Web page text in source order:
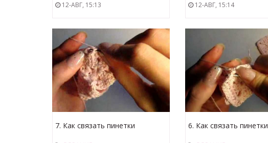
12-АВГ, 15:13
12-АВГ, 15:14
7. Как связать пинетки
6. Как связать пинетки